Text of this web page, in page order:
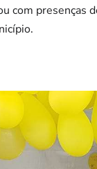
com presenças